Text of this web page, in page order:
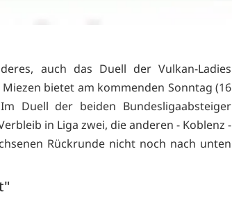
auch das Duell der Vulkan-Ladies
bietet am kommenden Sonntag (16
Duell der beiden Bundesligaabsteiger
in Liga zwei, die anderen - Koblenz -
Rückrunde nicht noch nach unten